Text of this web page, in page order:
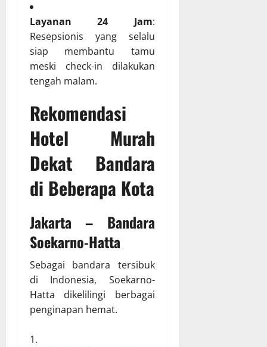
Layanan 24 Jam:
Resepsionis yang selalu
siap membantu tamu
meski check-in dilakukan
tengah malam.
Rekomendasi
Hotel Murah
Dekat Bandara
di Beberapa Kota
Jakarta – Bandara
Soekarno-Hatta
Sebagai bandara tersibuk
di Indonesia, Soekarno-
Hatta dikelilingi berbagai
penginapan hemat.